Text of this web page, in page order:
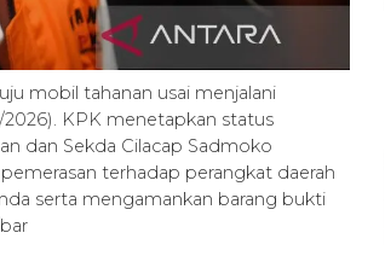
mobil tahanan usai menjalani
KPK menetapkan status
dan Sekda Cilacap Sadmoko
terhadap perangkat daerah
serta mengamankan barang bukti